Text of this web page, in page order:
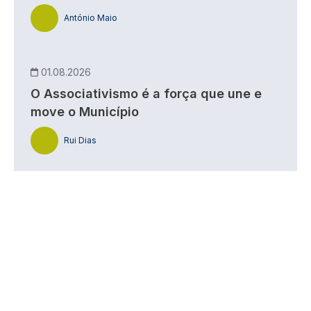
António Maio
01.08.2026
O Associativismo é a força que une e
move o Município
Rui Dias